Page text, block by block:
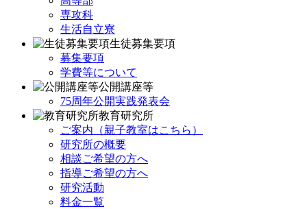
専攻科
生活自立寮
生徒募集要項
募集要項
学費等について
公開講座等
75周年公開実践発表会
教育研究所
ご案内（親子教室はこちら）
研究所の概要
相談ご希望の方へ
指導ご希望の方へ
研究活動
料金一覧